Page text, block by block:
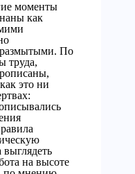
моменты
как
По
труда,
это ни
на высоте